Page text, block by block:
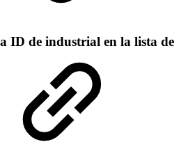
ID de industrial en la lista de